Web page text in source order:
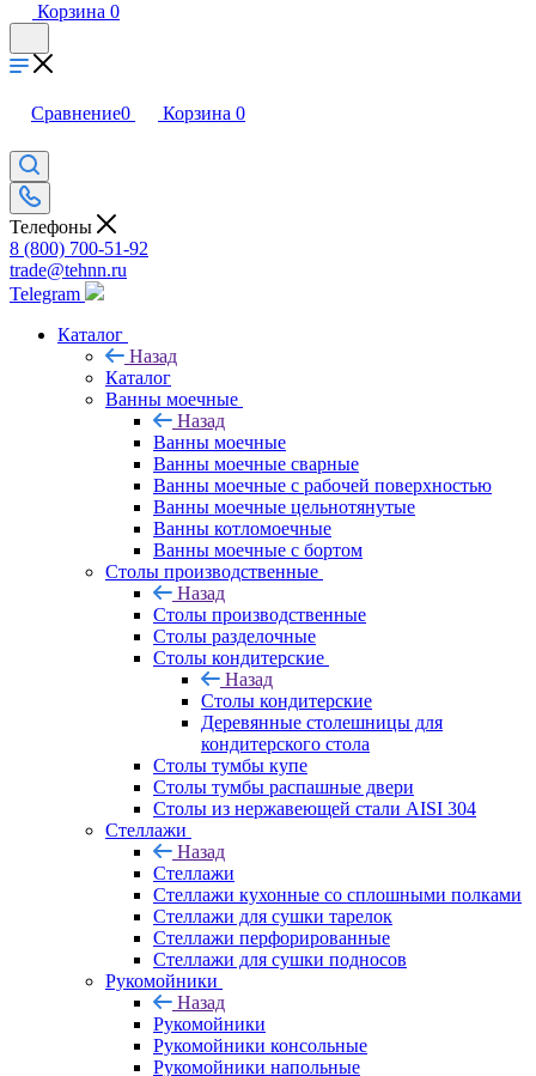
Корзина 0
Сравнение0 Корзина 0
Телефоны
8 (800) 700-51-92
trade@tehnn.ru
Telegram
Каталог
Назад
Каталог
Ванны моечные
Назад
Ванны моечные
Ванны моечные сварные
Ванны моечные с рабочей поверхностью
Ванны моечные цельнотянутые
Ванны котломоечные
Ванны моечные с бортом
Столы производственные
Назад
Столы производственные
Столы разделочные
Столы кондитерские
Назад
Столы кондитерские
Деревянные столешницы для
кондитерского стола
Столы тумбы купе
Столы тумбы распашные двери
Столы из нержавеющей стали AISI 304
Стеллажи
Назад
Стеллажи
Стеллажи кухонные со сплошными полками
Стеллажи для сушки тарелок
Стеллажи перфорированные
Стеллажи для сушки подносов
Рукомойники
Назад
Рукомойники
Рукомойники консольные
Рукомойники напольные